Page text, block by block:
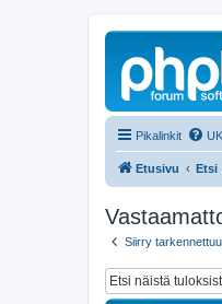
Pikalinkit
Etusivu Etsi
Siirry